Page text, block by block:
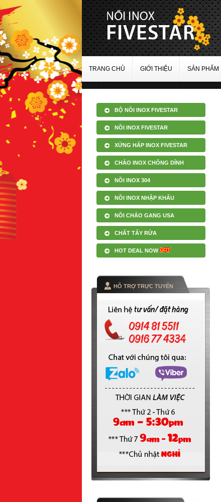
TRANG CHỦ GIỚI THIỆU SẢN PHẨM
BỘ NỒI INOX FIVESTAR
NỒI INOX FIVESTAR
XỬNG HẤP INOX FIVESTAR
CHẢO INOX CHỐNG DÍNH
NỒI INOX 304
NỒI INOX NHẬP KHẨU
NỒI CHẢO GANG USA
CHẤT TẨY RỬA
HOT DEAL NOW
HỖ TRỢ TRỰC TUYẾN